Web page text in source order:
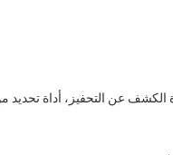
الكشف عن التحفيز، أداة تحديد